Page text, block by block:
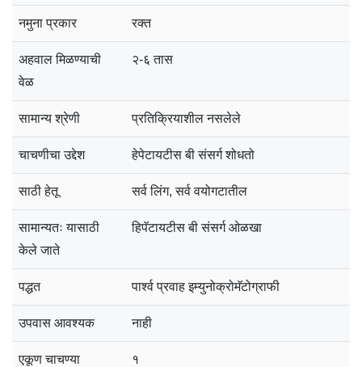
नमुना प्रकार रक्त
अहवाल मिळण्याची
वेळ
२-६ तास
सामान्य श्रेणी प्रतिक्रियाशील नसलेले
चाचणीचा उद्देश हेपेटायटीस बी संसर्ग शोधतो
साठी हेतू सर्व लिंग, सर्व वयोगटातील
सामान्यतः यासाठी
केले जाते
हिपॅटायटीस बी संसर्ग ओळखा
पद्धत पार्श्व प्रवाह इम्युनोक्रोमॅटोग्राफी
उपवास आवश्यक नाही
एकूण चाचण्या १